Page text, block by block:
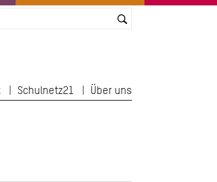
Schulnetz21 Über uns